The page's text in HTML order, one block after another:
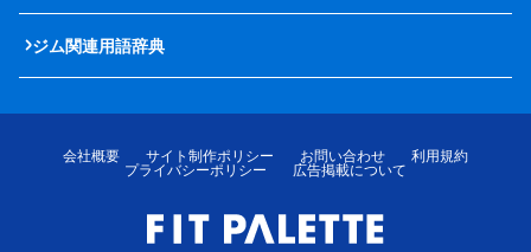
ジム関連用語辞典
会社概要 サイト制作ポリシー お問い合わせ
利用規約
プライバシーポリシー
広告掲載について